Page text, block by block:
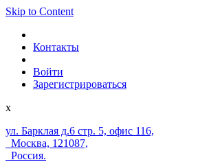
Skip to Content
Контакты
Войти
Зарегистрироваться
x
ул. Барклая д.6 стр. 5, офис 116,
Москва, 121087,
Россия.